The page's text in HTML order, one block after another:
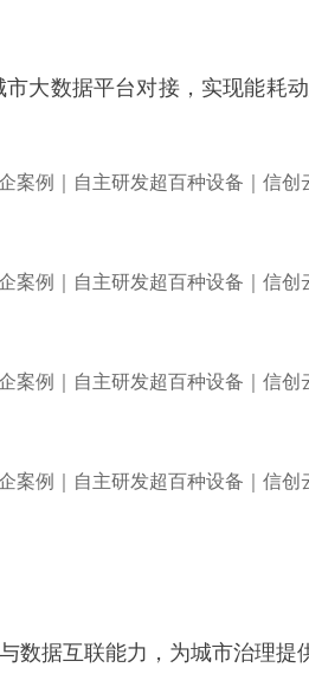
大数据平台对接，实现能耗
据互联能力，为城市治理提